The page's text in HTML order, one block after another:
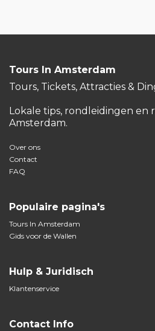
Tours In Amsterdam
Tours, Tickets, Attracties &
Lokale tips, rondleidingen en
Amsterdam.
Over ons
Contact
FAQ
Populaire pagina's
Tours In Amsterdam
Gids voor de Wallen
Hulp & Juridisch
Klantenservice
Contact Info